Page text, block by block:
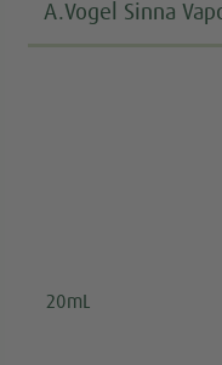
A.Vogel Sinna
20mL